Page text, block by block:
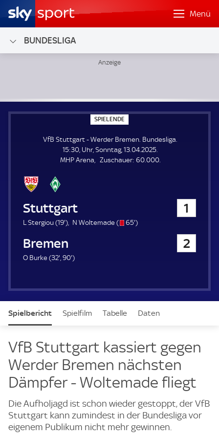
Menü
BUNDESLIGA
SPIELENDE
P
E
L
E
N
VfB Stuttgart - Werder Bremen. Bundesliga.
15:30, Uhr, Sonntag, 13.04.2025.
MHP Arena
Zuschauer: Z
u
60.000.
VfB Stuttgart 1
L Stergiou (19'1
.
i
t
e
) N Woltemade (
s65'6
t
e
)
Werder Bremen 2
O Burke (32'3
u
90'9
u
)
Spielbericht Spielfilm Tabelle Daten
VfB Stuttgart kassiert gegen
Werder Bremen nächsten
Dämpfer - Woltemade fliegt
Die Aufholjagd ist schon wieder gestoppt, der VfB
Stuttgart kann zumindest in der Bundesliga vor
eigenem Publikum nicht mehr gewinnen.